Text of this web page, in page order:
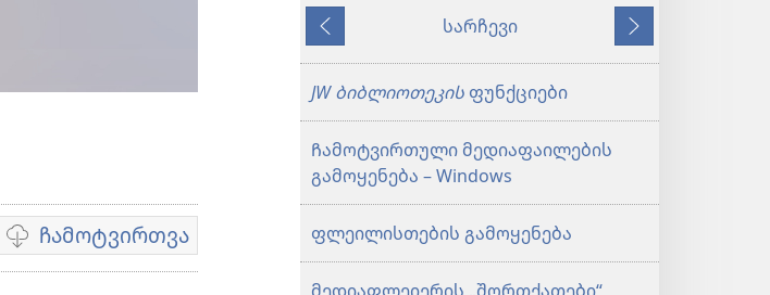
ჩამოტვირთვა
ვიდეოების
ჩამოტვირთვის
წინა
სარჩევი
მომდევნო
JW ბიბლიოთეკის ფუნქციები
Ჩამოტვირთული მედიაფაილების
გამოყენება – Windows
ფლეილისთების გამოყენება